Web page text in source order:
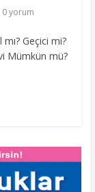
0 yorum
Geçici mi?
Mümkün mü?